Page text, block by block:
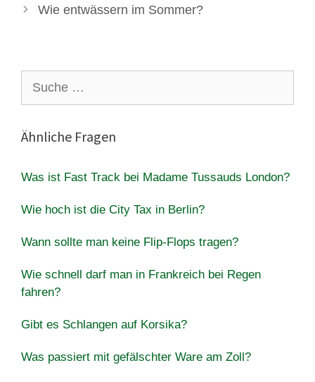
Wie entwässern im Sommer?
nach:
Ähnliche Fragen
Was ist Fast Track bei Madame Tussauds London?
Wie hoch ist die City Tax in Berlin?
Wann sollte man keine Flip-Flops tragen?
Wie schnell darf man in Frankreich bei Regen
fahren?
Gibt es Schlangen auf Korsika?
Was passiert mit gefälschter Ware am Zoll?